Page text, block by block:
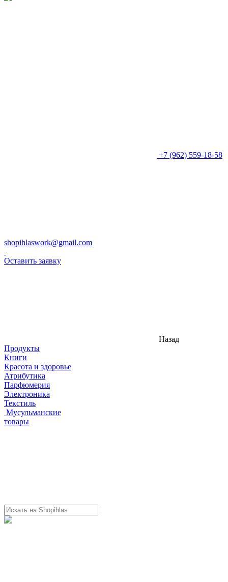
+7 (962) 559-18-58
shopihlaswork@gmail.com
Оставить заявку
Назад
Продукты
Книги
Красота и здоровье
Атрибутика
Парфюмерия
Электроника
Текстиль
Мусульманские
товары